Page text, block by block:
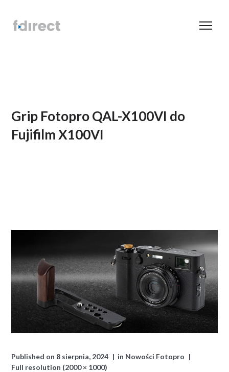
Grip Fotopro QAL-X100VI do
Fujifilm X100VI
Published on 8 sierpnia, 2024 in Nowości Fotopro
Full resolution (2000 × 1000)